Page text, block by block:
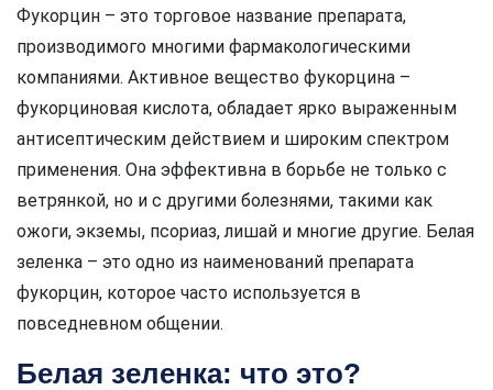
Фукорцин – это торговое название препарата,
производимого многими фармакологическими
компаниями. Активное вещество фукорцина –
фукорциновая кислота, обладает ярко выраженным
антисептическим действием и широким спектром
применения. Она эффективна в борьбе не только с
ветрянкой, но и с другими болезнями, такими как
ожоги, экземы, псориаз, лишай и многие другие. Белая
зеленка – это одно из наименований препарата
фукорцин, которое часто используется в
повседневном общении.
Белая зеленка: что это?